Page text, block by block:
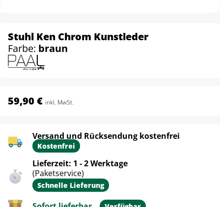
Stuhl Ken Chrom Kunstleder
Farbe: braun
59,90 € inkl. MwSt.
Versand und Rücksendung kostenfrei
Kostenfrei
Lieferzeit: 1 - 2 Werktage
(Paketservice)
Schnelle Lieferung